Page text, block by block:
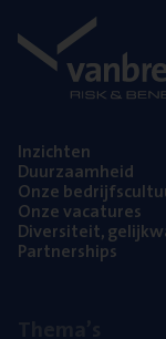
Inzich­ten
Duur­zaam­heid
Onze
Onze vaca­tu­res
Diver­si­teit,
Part­ner­ships